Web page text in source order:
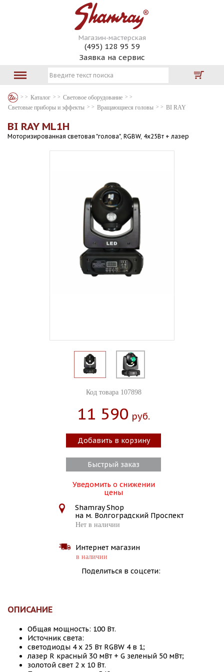
Магазин-мастерская
(495) 128 95 59
Заявка на сервис
Каталог
Световое оборудование
Световые приборы и эффекты
Вращающиеся головы BI RAY
BI RAY ML1H
Моторизированная световая "голова", RGBW, 4х25Вт + лазер
Код товара 107898
11 590 Руб.
Добавить в корзину
Быстрый заказ
Уведомить о снижении
цены
Shamray Shop
на м. Волгоградский Проспект
Нет в наличии
Интернет магазин
в наличии
Поделиться в соцсети:
ОПИСАНИЕ
Общая мощность: 100 Вт.
Источник света:
светодиоды 4 х 25 Вт RGBW 4 в 1;
лазер R красный 30 мВт + G зеленый 50 мВт;
золотой свет 2 х 10 Вт.